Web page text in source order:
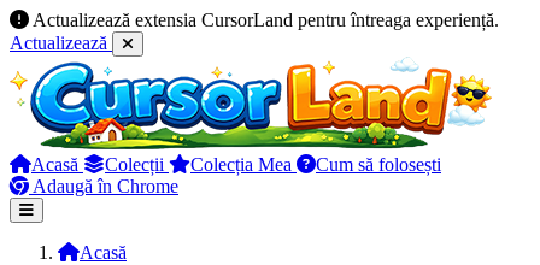
Actualizează extensia CursorLand pentru întreaga experiență.
Actualizează
Acasă Colecții Colecția Mea
Cum să folosești
Adaugă în Chrome
Acasă